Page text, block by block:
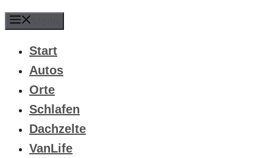
Start
Autos
Orte
Schlafen
Dachzelte
VanLife